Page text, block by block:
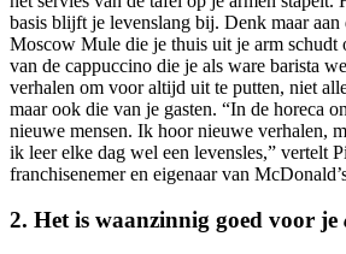
basis blijft je levenslang bij. Denk maar
Moscow Mule die je thuis uit je arm schudt
van de cappuccino die je als ware barista
verhalen om voor altijd uit te putten, niet
maar ook die van je gasten. “In de horeca
nieuwe mensen. Ik hoor nieuwe verhalen,
ik leer elke dag wel een levensles,” vertelt
franchisenemer en eigenaar van
2. Het is waanzinnig goed voor je